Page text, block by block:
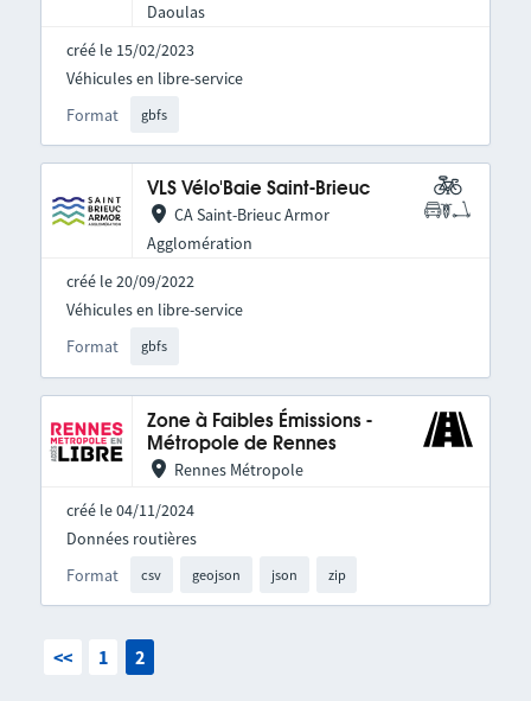
Daoulas
créé le 15/02/2023
Format gbfs
Véhicules en libre-service
VLS Vélo'Baie Saint-Brieuc
CA Saint-Brieuc Armor
Agglomération
créé le 20/09/2022
Format gbfs
Véhicules en libre-service
Zone à Faibles Émissions -
Métropole de Rennes
Rennes Métropole
créé le 04/11/2024
Format csv geojson json zip
Données routières
<< 1 2